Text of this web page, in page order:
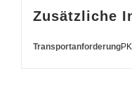
Zusätzliche
Transportanforderung